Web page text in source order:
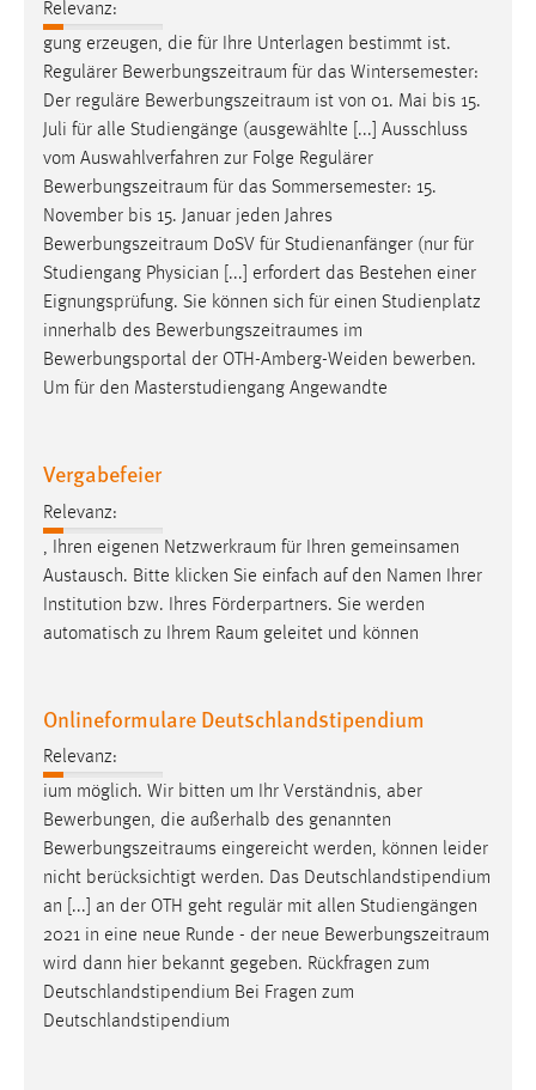
Relevanz:
gung erzeugen, die für Ihre Unterlagen bestimmt ist.
Regulärer Bewerbungszeitraum für das Wintersemester:
Der reguläre Bewerbungszeitraum ist von 01. Mai bis 15.
Juli für alle Studiengänge (ausgewählte [...] Ausschluss
vom Auswahlverfahren zur Folge Regulärer
Bewerbungszeitraum für das Sommersemester: 15.
November bis 15. Januar jeden Jahres
Bewerbungszeitraum DoSV für Studienanfänger (nur für
Studiengang Physician [...] erfordert das Bestehen einer
Eignungsprüfung. Sie können sich für einen Studienplatz
innerhalb des Bewerbungszeitraumes im
Bewerbungsportal der OTH-Amberg-Weiden bewerben.
Um für den Masterstudiengang Angewandte
Vergabefeier
Relevanz:
, Ihren eigenen Netzwerkraum für Ihren gemeinsamen
Austausch. Bitte klicken Sie einfach auf den Namen Ihrer
Institution bzw. Ihres Förderpartners. Sie werden
automatisch zu Ihrem Raum geleitet und können
Onlineformulare Deutschlandstipendium
Relevanz:
ium möglich. Wir bitten um Ihr Verständnis, aber
Bewerbungen, die außerhalb des genannten
Bewerbungszeitraums eingereicht werden, können leider
nicht berücksichtigt werden. Das Deutschlandstipendium
an [...] an der OTH geht regulär mit allen Studiengängen
2021 in eine neue Runde - der neue Bewerbungszeitraum
wird dann hier bekannt gegeben. Rückfragen zum
Deutschlandstipendium Bei Fragen zum
Deutschlandstipendium
Das Cookie speichert die gewählte Sprache der Website.
Cookie Laufzeit:
Chat
Name:
MibewSessionID, MIBEW_UserID, mibew_locale, mibew-
chat-frame-style-5e9dbeb1811c0446
Zweck:
Wird benötigt um die Chatfunktion nutzen zu können.
Cookie Laufzeit:
MibewSessionID, mibew-chat-frame-style-
Login
Name:
Zweck:
Cookie Laufzeit:
24 Stunden
STATISTIK
Statistik Cookies erfassen Informationen anonym.
Diese Informationen helfen uns zu verstehen, wie
unsere Besucher unsere Website nutzen.
Matomo